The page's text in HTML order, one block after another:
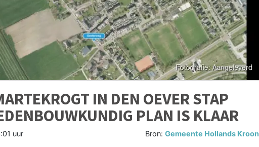
IN DEN OEVER STAP
PLAN IS KLAAR
uur Bron:Gemeente Hollands Kroon